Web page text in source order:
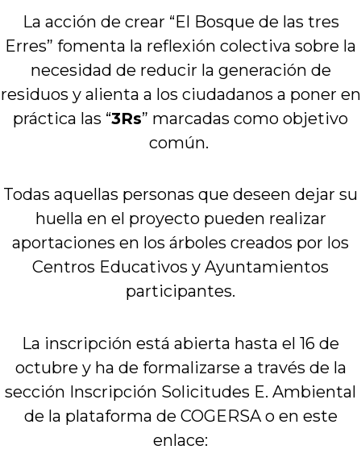
La acción de crear “El Bosque de las tres
Erres” fomenta la reflexión colectiva sobre la
necesidad de reducir la generación de
residuos y alienta a los ciudadanos a poner en
práctica las “3Rs” marcadas como objetivo
común.
Todas aquellas personas que deseen dejar su
huella en el proyecto pueden realizar
aportaciones en los árboles creados por los
Centros Educativos y Ayuntamientos
participantes.
La inscripción está abierta hasta el 16 de
octubre y ha de formalizarse a través de la
sección Inscripción Solicitudes E. Ambiental
de la plataforma de COGERSA o en este
enlace: